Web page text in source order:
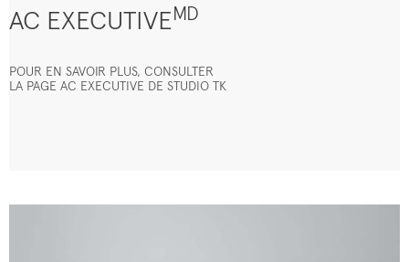
AC EXECUTIVEMD
POUR EN SAVOIR PLUS, CONSULTER
LA PAGE AC EXECUTIVE DE STUDIO TK